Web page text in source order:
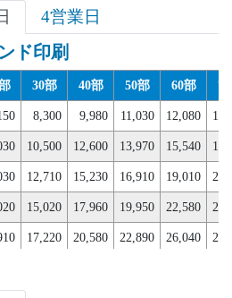
4営業日
ド印刷
30部 40部 50部 60部
8,300 9,980 11,030 12,080
10,500 12,600 13,970 15,540
12,710 15,230 16,910 19,010
15,020 17,960 19,950 22,580
17,220 20,580 22,890 26,040